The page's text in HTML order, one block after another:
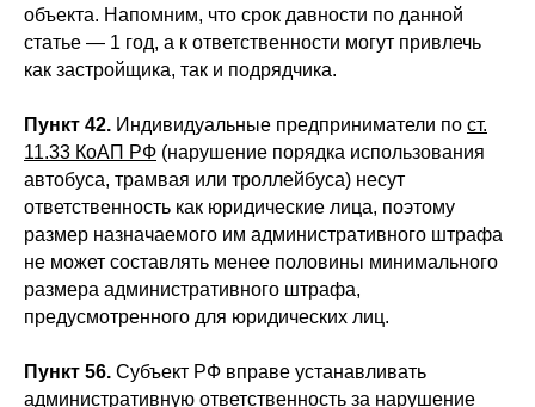
объекта. Напомним, что срок давности по данной
статье — 1 год, а к ответственности могут привлечь
как застройщика, так и подрядчика.
Пункт 42. Индивидуальные предприниматели по ст.
11.33 КоАП РФ (нарушение порядка использования
автобуса, трамвая или троллейбуса) несут
ответственность как юридические лица, поэтому
размер назначаемого им административного штрафа
не может составлять менее половины минимального
размера административного штрафа,
предусмотренного для юридических лиц.
Пункт 56. Субъект РФ вправе устанавливать
административную ответственность за нарушение